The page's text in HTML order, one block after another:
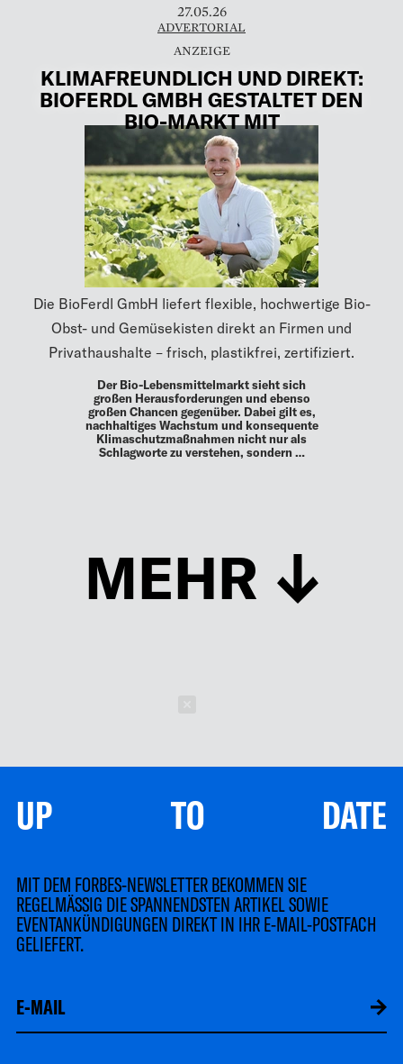
27.05.26
ADVERTORIAL
KLIMAFREUNDLICH UND DIREKT:
BIOFERDL GMBH GESTALTET DEN
BIO-MARKT MIT
Die BioFerdl GmbH liefert flexible, hochwertige Bio-
Obst- und Gemüsekisten direkt an Firmen und
Privathaushalte – frisch, plastikfrei, zertifiziert.
Der Bio-Lebensmittelmarkt sieht sich
großen Herausforderungen und ebenso
großen Chancen gegenüber. Dabei gilt es,
nachhaltiges Wachstum und konsequente
Klimaschutzmaßnahmen nicht nur als
Schlagworte zu verstehen, sondern …
MEHR
UP TO DATE
MIT DEM FORBES-NEWSLETTER BEKOMMEN SIE
REGELMÄSSIG DIE SPANNENDSTEN ARTIKEL SOWIE
EVENTANKÜNDIGUNGEN DIREKT IN IHR E-MAIL-POSTFACH
GELIEFERT.